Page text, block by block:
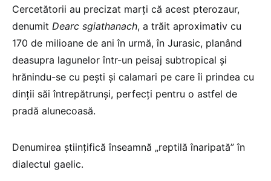
Cercetătorii au precizat marţi că acest pterozaur,
denumit Dearc sgiathanach, a trăit aproximativ cu
170 de milioane de ani în urmă, în Jurasic, planând
deasupra lagunelor într-un peisaj subtropical şi
hrănindu-se cu peşti şi calamari pe care îi prindea cu
dinţii săi întrepătrunşi, perfecţi pentru o astfel de
pradă alunecoasă.
Denumirea ştiinţifică înseamnă „reptilă înaripată” în
dialectul gaelic.